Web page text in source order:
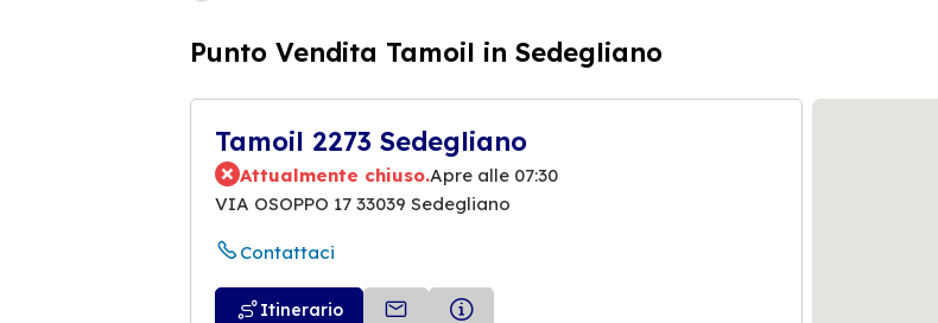
Punto Vendita Tamoil in Sedegliano
Tamoil 2273 Sedegliano
Attualmente chiuso.Apre alle 07:30
VIA OSOPPO 17 33039 Sedegliano
Contattaci
Itinerario